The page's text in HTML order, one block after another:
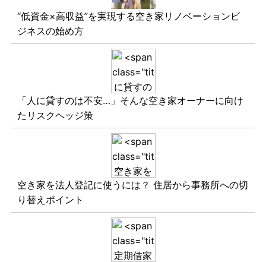
“低資金×高収益”を実現する空き家リノベーションビ
ジネスの始め方
「人に貸すのは不安…」そんな空き家オーナーに向け
たリスクヘッジ策
空き家を法人登記に使うには？ 住居から事務所への切
り替えポイント